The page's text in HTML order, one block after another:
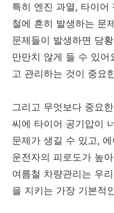
특히 엔진 과열, 타이어
철에 흔히 발생하는 문
문제들이 발생하면 당
만만치 않게 들 수 있
고 관리하는 것이 중요
그리고 무엇보다 중요
씨에 타이어 공기압이
문제가 생길 수 있고,
운전자의 피로도가 높
여름철 차량관리는 우
을 지키는 가장 기본적